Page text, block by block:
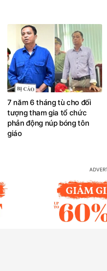
7 năm 6 tháng tù cho đối
tượng tham gia tổ chức
phản động núp bóng tôn
giáo